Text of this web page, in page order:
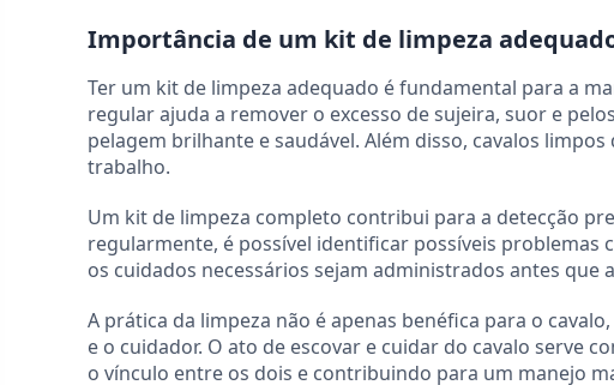
Importância de um kit de limpeza
Ter um kit de limpeza adequado é fundamental para a
regular ajuda a remover o excesso de sujeira, suor e
pelagem brilhante e saudável. Além disso, cavalos
trabalho.
Um kit de limpeza completo contribui para a detecção
regularmente, é possível identificar possíveis
os cuidados necessários sejam administrados antes que
A prática da limpeza não é apenas benéfica para o
e o cuidador. O ato de escovar e cuidar do cavalo serve
o vínculo entre os dois e contribuindo para um manejo